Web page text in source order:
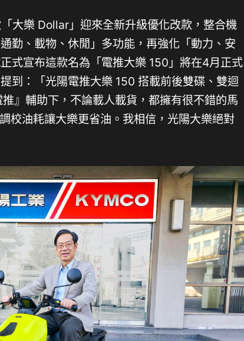
大樂 Dollar」迎來全新升級優化改款，整合機
勤、載物、休閒」多功能，再強化「動力、安
式宣布這款名為「電推大樂 150」將在4月正式
到：「光陽電推大樂 150 搭載前後雙碟、雙迴
』輔助下，不論載人載貨，都擁有很不錯的馬
校油耗讓大樂更省油。我相信，光陽大樂絕對